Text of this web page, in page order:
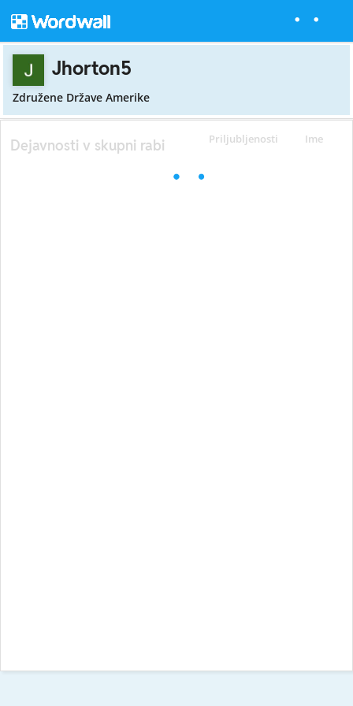
Jhorton5
Združene Države Amerike
Priljubljenosti Ime
Dejavnosti v skupni rabi